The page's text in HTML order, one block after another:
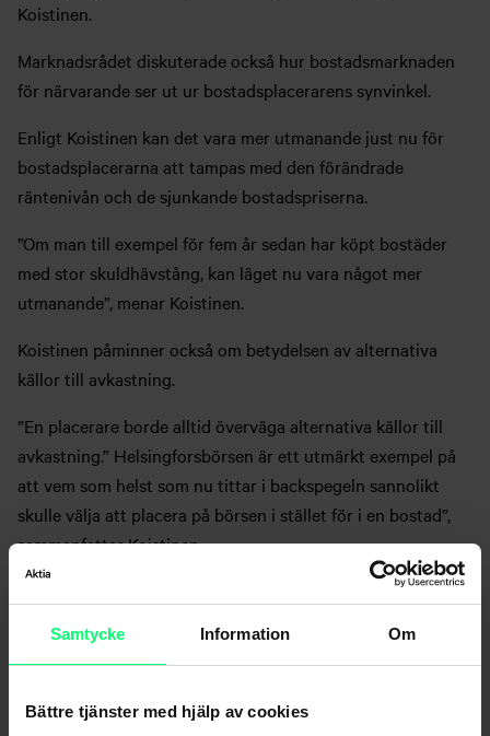
Samtycke Information Om
Bättre tjänster med hjälp av cookies
Koistinen.
Marknadsrådet diskuterade också hur bostadsmarknaden
för närvarande ser ut ur bostadsplacerarens synvinkel.
Enligt Koistinen kan det vara mer utmanande just nu för
bostadsplacerarna att tampas med den förändrade
räntenivån och de sjunkande bostadspriserna.
”Om man till exempel för fem år sedan har köpt bostäder
med stor skuldhävstång, kan läget nu vara något mer
utmanande”, menar Koistinen.
Koistinen påminner också om betydelsen av alternativa
källor till avkastning.
”En placerare borde alltid överväga alternativa källor till
avkastning.” Helsingforsbörsen är ett utmärkt exempel på
att vem som helst som nu tittar i backspegeln sannolikt
skulle välja att placera på börsen i stället för i en bostad”,
sammanfattar Koistinen.
Trots det svårare läget på bostadsmarknaden avfärdar
bostäder i slutändan är ett långsiktigt placeringsobjekt.
direktör för Centralförbundet för fastighetsförmedling, och